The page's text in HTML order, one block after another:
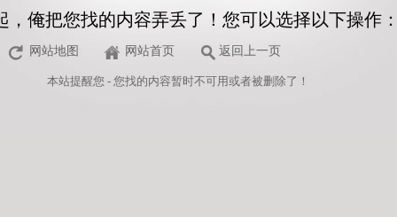
，俺把您找的内容弄丢了！您可以选择以下操作
网站地图 网站首页 返回上一页
本站提醒您 - 您找的内容暂时不可用或者被删除了！